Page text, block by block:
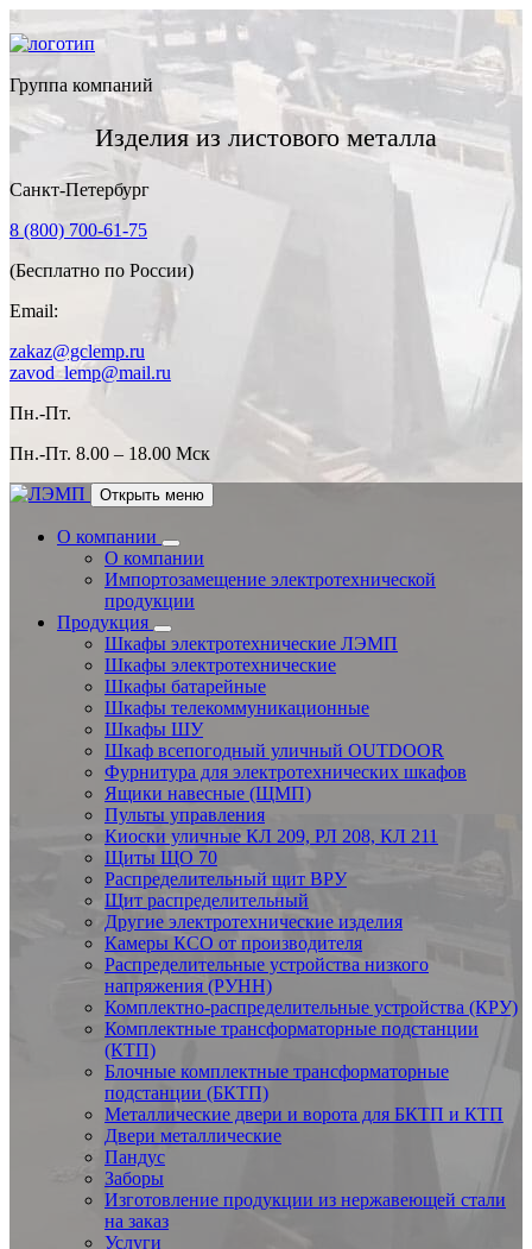
Группа компаний
Изделия из листового металла
Санкт-Петербург
8 (800) 700-61-75
(Бесплатно по России)
Email:
zakaz@gclemp.ru
zavod_lemp@mail.ru
Пн.-Пт.
Пн.-Пт. 8.00 – 18.00 Мск
Открыть меню
О компании
О компании
Импортозамещение электротехнической
продукции
Продукция
Шкафы электротехнические ЛЭМП
Шкафы электротехнические
Шкафы батарейные
Шкафы телекоммуникационные
Шкафы ШУ
Шкаф всепогодный уличный OUTDOOR
Фурнитура для электротехнических шкафов
Ящики навесные (ЩМП)
Пульты управления
Киоски уличные КЛ 209, РЛ 208, КЛ 211
Щиты ЩО 70
Распределительный щит ВРУ
Щит распределительный
Другие электротехнические изделия
Камеры КСО от производителя
Распределительные устройства низкого
напряжения (РУНН)
Комплектно-распределительные устройства (КРУ)
Комплектные трансформаторные подстанции
(КТП)
Блочные комплектные трансформаторные
подстанции (БКТП)
Металлические двери и ворота для БКТП и КТП
Двери металлические
Пандус
Заборы
Изготовление продукции из нержавеющей стали
на заказ
Услуги